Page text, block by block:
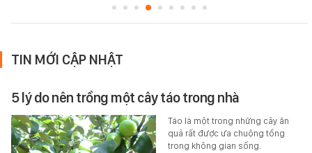
TIN MỚI CẬP NHẬT
5 lý do nên trồng một cây táo trong nhà
Táo là một trong những cây ăn
quả rất được ưa chuộng tồng
trong không gian sống.